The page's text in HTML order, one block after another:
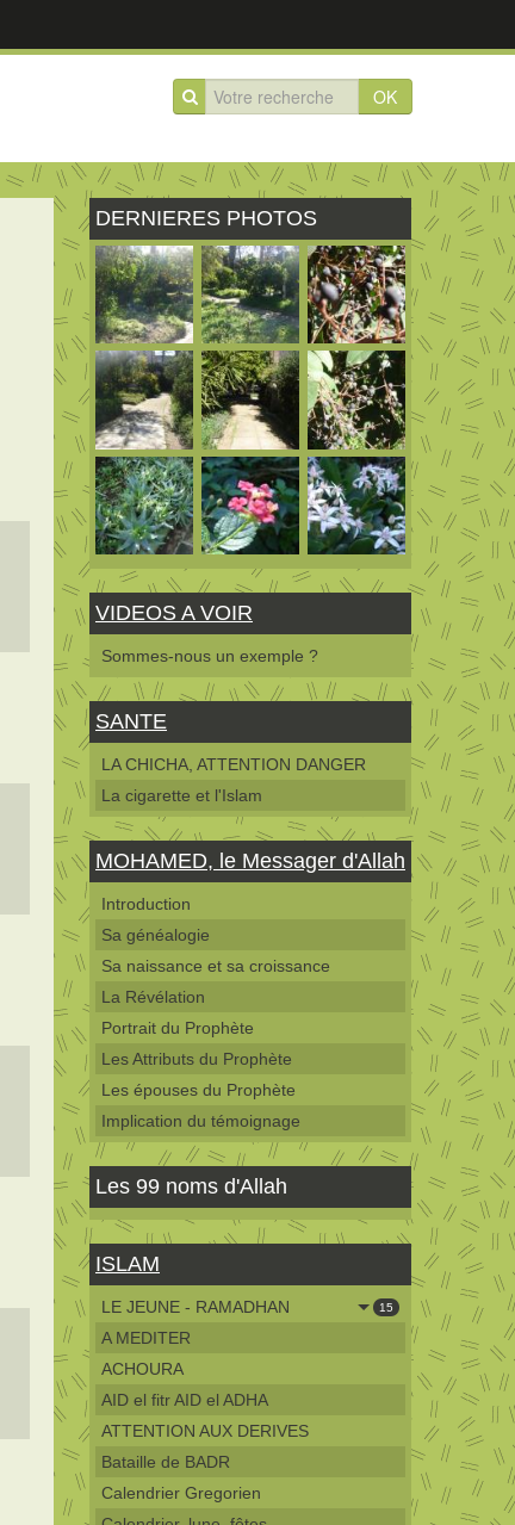
OK
DERNIERES PHOTOS
VIDEOS A VOIR
Sommes-nous un exemple ?
SANTE
LA CHICHA, ATTENTION DANGER
La cigarette et l'Islam
MOHAMED, le Messager d'Allah
Introduction
Sa généalogie
Sa naissance et sa croissance
La Révélation
Portrait du Prophète
Les Attributs du Prophète
Les épouses du Prophète
Implication du témoignage
Les 99 noms d'Allah
ISLAM
LE JEUNE - RAMADHAN 15
A MEDITER
ACHOURA
AID el fitr AID el ADHA
ATTENTION AUX DERIVES
Bataille de BADR
Calendrier Gregorien